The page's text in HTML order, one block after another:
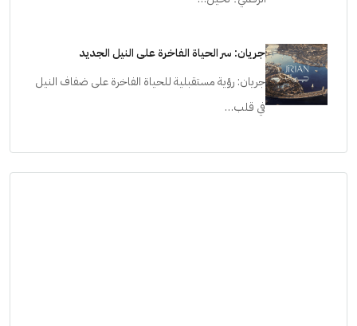
جريان: سر الحياة الفاخرة على النيل الجديد
جريان: رؤية مستقبلية للحياة الفاخرة على ضفاف النيل
في قلب…